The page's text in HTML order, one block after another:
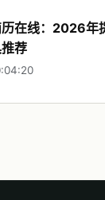
在线：2026年
荐